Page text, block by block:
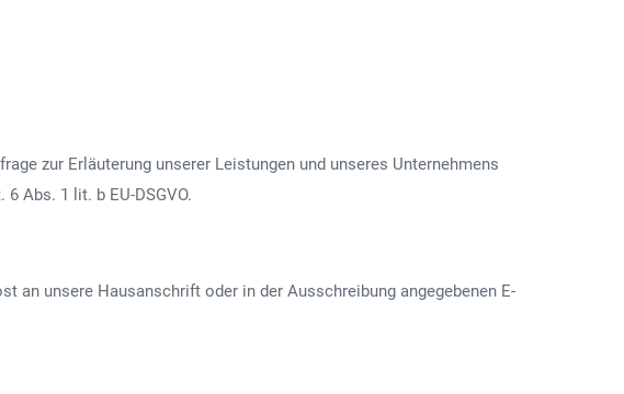
zur Erläuterung unserer Leistungen und unseres Unternehmens
Abs. 1 lit. b EU-DSGVO.
an unsere Hausanschrift oder in der Ausschreibung angegebenen E-